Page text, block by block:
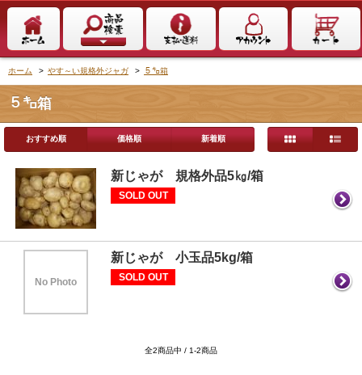
ホーム > やす～い規格外ジャガ > ５㌔箱
５㌔箱
おすすめ順 価格順 新着順
新じゃが 規格外品5㎏/箱
SOLD OUT
No Photo
新じゃが 小玉品5kg/箱
SOLD OUT
全2商品中 / 1-2商品